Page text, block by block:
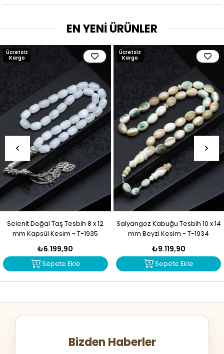
EN YENİ ÜRÜNLER
Selenit Doğal Taş Tesbih 8 x 12
mm Kapsül Kesim - T-1935
₺6.199,90
Sepete Ekle
Ücretsiz
Kargo
Salyangoz Kabuğu Tesbih 10 x 14
mm Beyzi Kesim - T-1934
₺9.119,90
Sepete Ekle
Ücretsiz
Kargo
Bizden Haberler